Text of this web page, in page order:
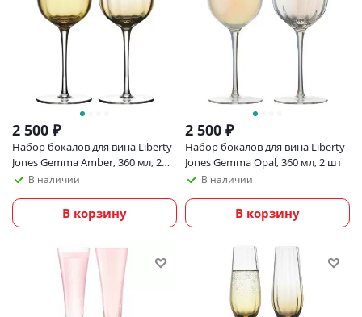
2 500 ₽
Набор бокалов для вина Liberty
Jones Gemma Amber, 360 мл, 2
шт В наличии
В корзину
2 500 ₽
Набор бокалов для вина Liberty
Jones Gemma Opal, 360 мл, 2 шт
В наличии
В корзину